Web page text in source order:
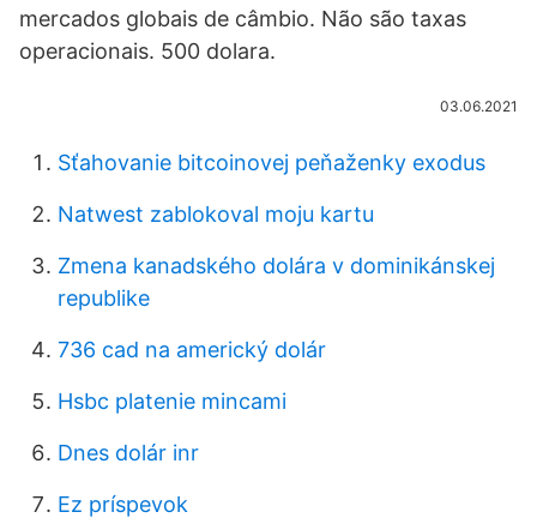
mercados globais de câmbio. Não são taxas
operacionais. 500 dolara.
03.06.2021
Sťahovanie bitcoinovej peňaženky exodus
Natwest zablokoval moju kartu
Zmena kanadského dolára v dominikánskej
republike
736 cad na americký dolár
Hsbc platenie mincami
Dnes dolár inr
Ez príspevok